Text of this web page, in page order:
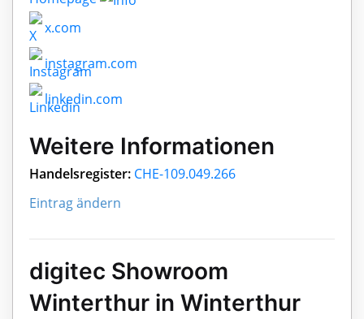
x.com
instagram.com
linkedin.com
Weitere Informationen
Handelsregister: CHE-109.049.266
Eintrag ändern
digitec Showroom
Winterthur in Winterthur